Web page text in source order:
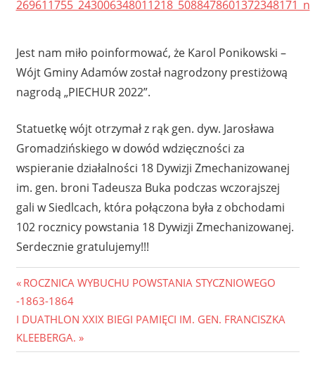
Jest nam miło poinformować, że Karol Ponikowski –
Wójt Gminy Adamów został nagrodzony prestiżową
nagrodą „PIECHUR 2022”.
Statuetkę wójt otrzymał z rąk gen. dyw. Jarosława
Gromadzińskiego w dowód wdzięczności za
wspieranie działalności 18 Dywizji Zmechanizowanej
im. gen. broni Tadeusza Buka podczas wczorajszej
gali w Siedlcach, która połączona była z obchodami
102 rocznicy powstania 18 Dywizji Zmechanizowanej.
Serdecznie gratulujemy!!!
ROCZNICA WYBUCHU POWSTANIA STYCZNIOWEGO
-1863-1864
I DUATHLON XXIX BIEGI PAMIĘCI IM. GEN. FRANCISZKA
KLEEBERGA.